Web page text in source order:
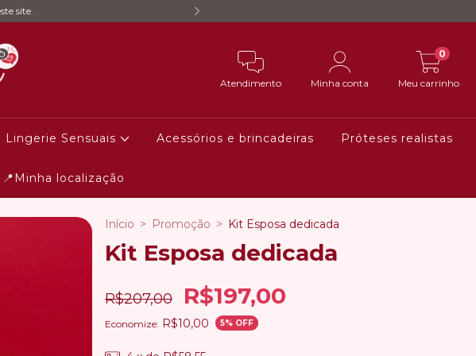
site.
Atendimento Minha conta Meu carrinho
0
Lingerie Sensuais Acessórios e brincadeiras Próteses realistas
📍Minha localização
Início > Promoção > Kit Esposa dedicada
Kit Esposa dedicada
R$207,00 R$197,00
Economize: R$10,00 5% OFF